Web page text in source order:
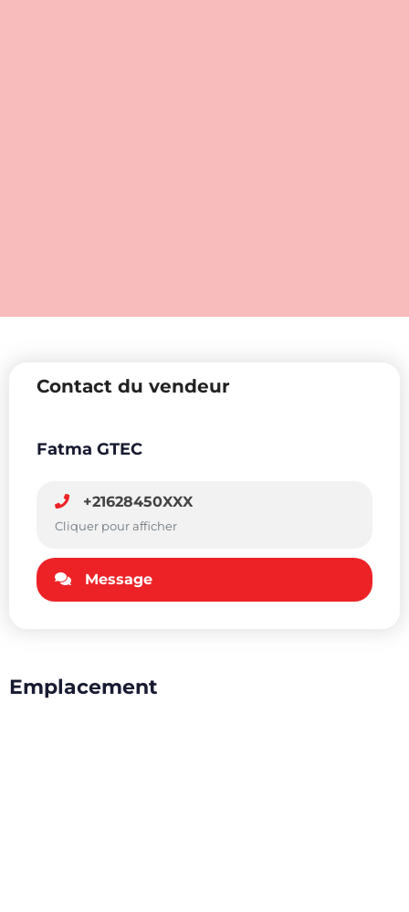
Contact du vendeur
Fatma GTEC
+21628450XXX
Cliquer pour afficher
Message
Emplacement